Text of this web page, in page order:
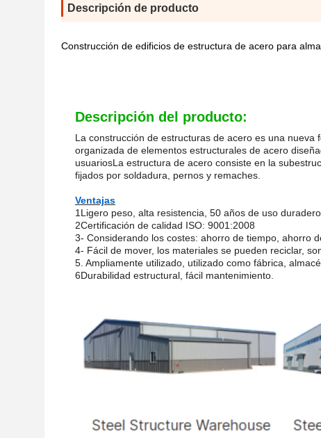
Descripción de producto
Construcción de edificios de estructura de acero para
Descripción del producto:
La construcción de estructuras de acero es una
organizada de elementos estructurales de acero
usuariosLa estructura de acero consiste en la
fijados por soldadura, pernos y remaches.
Ventajas
1Ligero peso, alta resistencia, 50 años de uso
2Certificación de calidad ISO: 9001:2008
3- Considerando los costes: ahorro de tiempo, ahorro
4- Fácil de mover, los materiales se pueden reciclar,
5. Ampliamente utilizado, utilizado como fábrica,
6Durabilidad estructural, fácil mantenimiento.